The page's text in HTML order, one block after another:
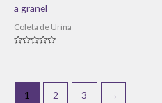
a granel
Coleta de Urina
1 2 3 →